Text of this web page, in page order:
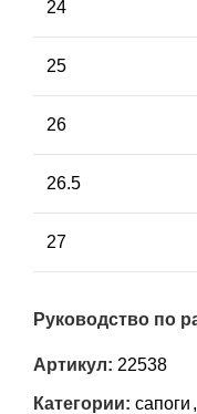
24
25
26
26.5
27
Руководство по
Артикул: 22538
Категории: сапоги ,